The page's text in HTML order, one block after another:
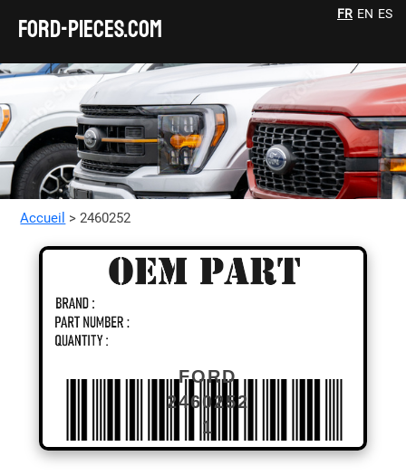
FORD-pieces.com
FR EN ES
Accueil > 2460252
FORD
2460252
1